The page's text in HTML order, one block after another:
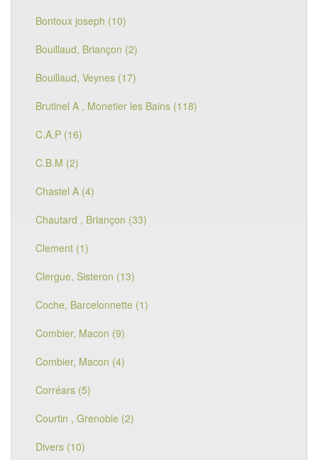
Bontoux joseph (10)
Bouillaud, Briançon (2)
Bouillaud, Veynes (17)
Brutinel A , Monetier les Bains (118)
C.A.P (16)
C.B.M (2)
Chastel A (4)
Chautard , Briançon (33)
Clement (1)
Clergue, Sisteron (13)
Coche, Barcelonnette (1)
Combier, Macon (9)
Combier, Macon (4)
Corréars (5)
Courtin , Grenoble (2)
Divers (10)